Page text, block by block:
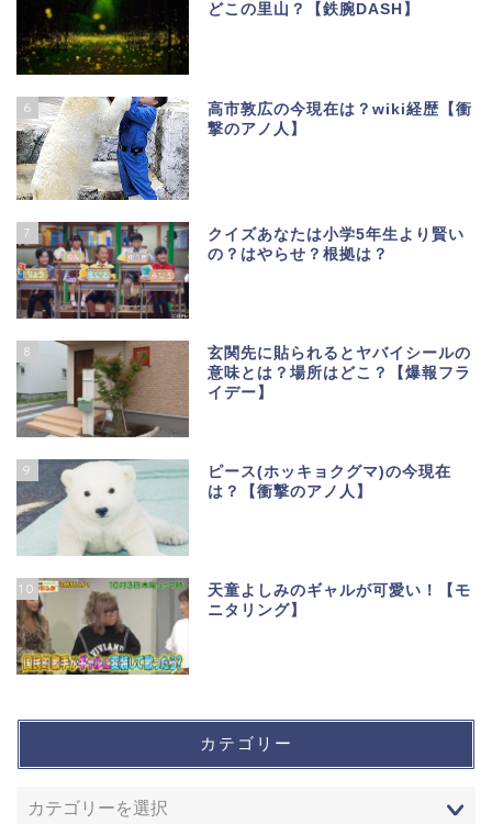
どこの里山？【鉄腕DASH】
6
高市敦広の今現在は？wiki経歴【衝
撃のアノ人】
7
クイズあなたは小学5年生より賢い
の？はやらせ？根拠は？
8
玄関先に貼られるとヤバイシールの
意味とは？場所はどこ？【爆報フラ
イデー】
9
ピース(ホッキョクグマ)の今現在
は？【衝撃のアノ人】
10
天童よしみのギャルが可愛い！【モ
ニタリング】
カテゴリー